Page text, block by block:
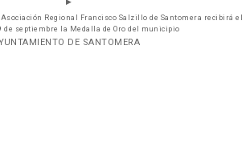
Asociación Regional Francisco Salzillo de Santomera recibirá el
de septiembre la Medalla de Oro del municipio
DE SANTOMERA